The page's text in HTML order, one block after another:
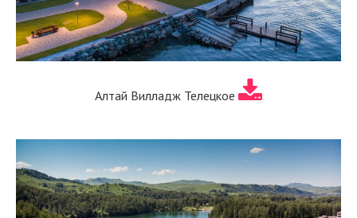
Алтай Вилладж Телецкое